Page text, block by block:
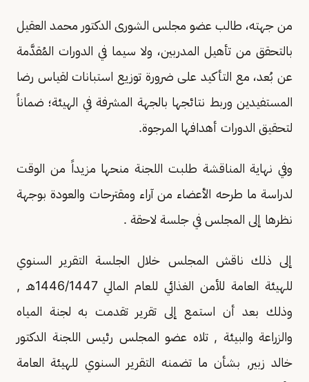
من جهته، طالب عضو مجلس الشورى الدكتور محمد العقيل
بالتحقق من تأهيل المدربين، ولا سيما في الدورات المُقدَّمة
عن بُعد، مع التأكيد على ضرورة توزيع استبانات لقياس رضا
المستفيدين وربط نتائجها بالجهة المشرفة في الهيئة؛ ضماناً
لتحقيق الدورات أهدافها المرجوة.
وفي نهاية المناقشة طلبت اللجنة منحها مزيداً من الوقت
لدراسة ما طرحه الأعضاء من آراء ومقترحات والعودة بوجهة
نظرها إلى المجلس في جلسة لاحقة .
إلى ذلك ناقش المجلس خلال الجلسة التقرير السنوي
للهيئة العامة للأمن الغذائي للعام المالي 1446/1447هـ ,
وذلك بعد أن استمع إلى تقرير تقدمت به لجنة المياه
والزراعة والبيئة , تلاه عضو المجلس رئيس اللجنة الدكتور
خالد زبير, بشأن ما تضمنه التقرير السنوي للهيئة العامة